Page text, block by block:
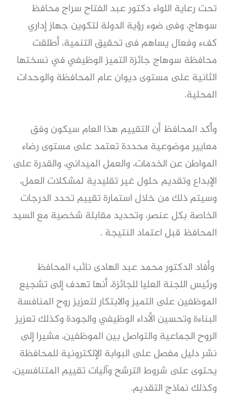
تحت رعاية اللواء دكتور عبد الفتاح سراج محافظ
سوهاج، وفى ضوء رؤية الدولة لتكوين جهاز إداري
كفء وفعال يساهم فى تحقيق التنمية، أطلقت
محافظة سوهاج جائزة التميز الوظيفي في نسختها
الثانية على مستوى ديوان عام المحافظة والوحدات
المحلية.
وأكد المحافظ أن التقييم هذا العام سيكون وفق
معايير موضوعية محددة تعتمد على مستوى رضاء
المواطن عن الخدمات، والعمل الميداني، والقدرة على
الإبداع وتقديم حلول غير تقليدية لمشكلات العمل،
وسيتم ذلك من خلال استمارة تقييم تحدد الدرجات
الخاصة بكل عنصر، وتحديد مقابلة شخصية مع السيد
المحافظ قبل اعتماد النتيجة .
وأفاد الدكتور محمد عبد الهادى نائب المحافظ
ورئيس اللجنة العليا للجائزة، أنها تهدف إلى تشجيع
الموظفين على التميز والابتكار لتعزيز روح المنافسة
البناءة وتحسين الأداء الوظيفي والجودة وكذلك تعزيز
الروح الجماعية والتواصل بين الموظفين، مشيرا إلى
نشر دليل مفصل على البوابة الإلكترونية للمحافظة
يحتوى على شروط الترشح وآليات تقييم المتنافسين،
وكذلك نماذج التقديم.